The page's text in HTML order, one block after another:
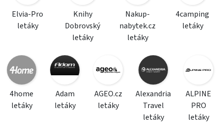
Elvia-Pro
letáky
Knihy
Dobrovský
letáky
Nakup-
nabytek.cz
letáky
4camping
letáky
4home
letáky
Adam
letáky
AGEO.cz
letáky
Alexandria
Travel
letáky
ALPINE
PRO
letáky